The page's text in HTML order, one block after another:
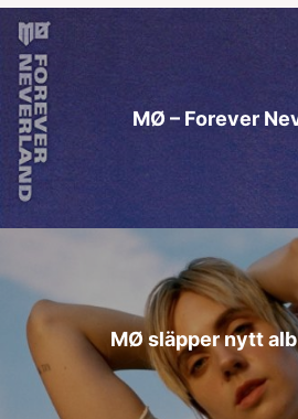
MØ – Forever
MØ släpper nytt